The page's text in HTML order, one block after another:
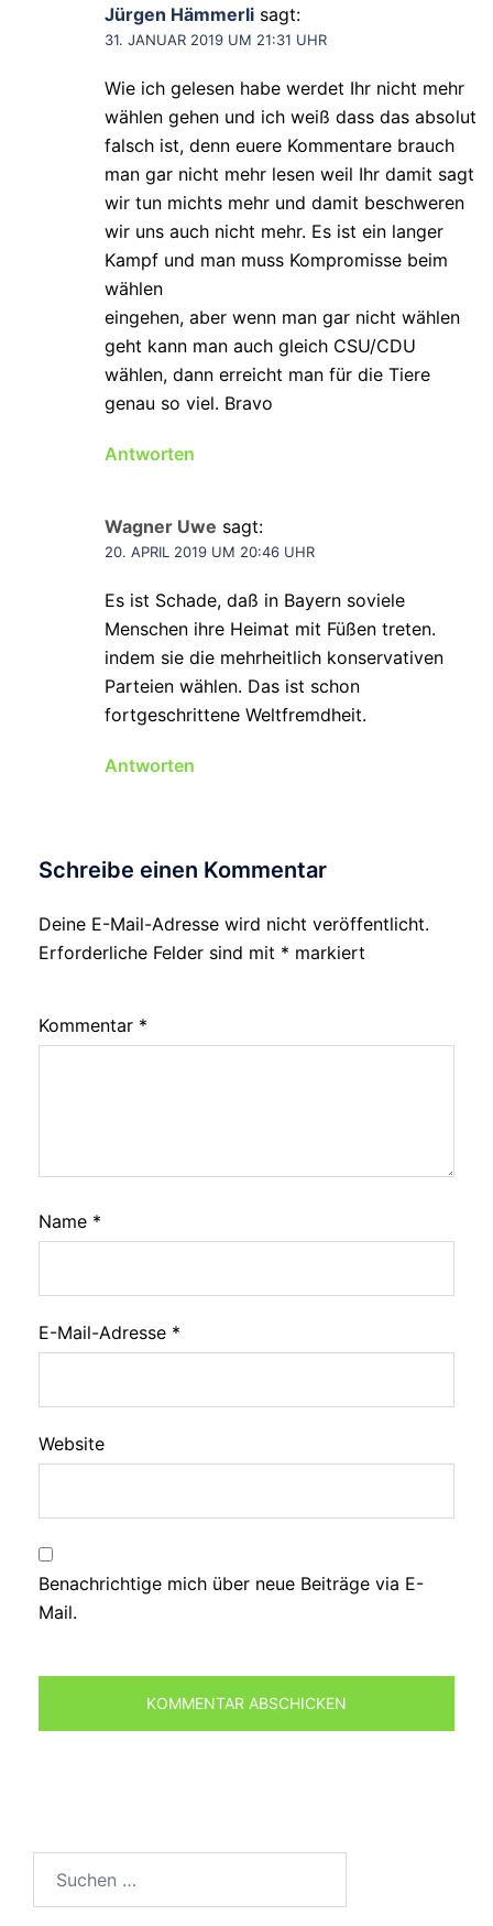
Jürgen Hämmerli sagt:
31. JANUAR 2019 UM 21:31 UHR
Wie ich gelesen habe werdet Ihr nicht mehr
wählen gehen und ich weiß dass das absolut
falsch ist, denn euere Kommentare brauch
man gar nicht mehr lesen weil Ihr damit sagt
wir tun michts mehr und damit beschweren
wir uns auch nicht mehr. Es ist ein langer
Kampf und man muss Kompromisse beim
wählen
eingehen, aber wenn man gar nicht wählen
geht kann man auch gleich CSU/CDU
wählen, dann erreicht man für die Tiere
genau so viel. Bravo
Antworten
Wagner Uwe sagt:
20. APRIL 2019 UM 20:46 UHR
Es ist Schade, daß in Bayern soviele
Menschen ihre Heimat mit Füßen treten.
indem sie die mehrheitlich konservativen
Parteien wählen. Das ist schon
fortgeschrittene Weltfremdheit.
Antworten
Schreibe einen Kommentar
Deine E-Mail-Adresse wird nicht veröffentlicht.
Erforderliche Felder sind mit * markiert
Kommentar *
Name *
E-Mail-Adresse *
Website
Benachrichtige mich über neue Beiträge via E-
Mail.
nach: